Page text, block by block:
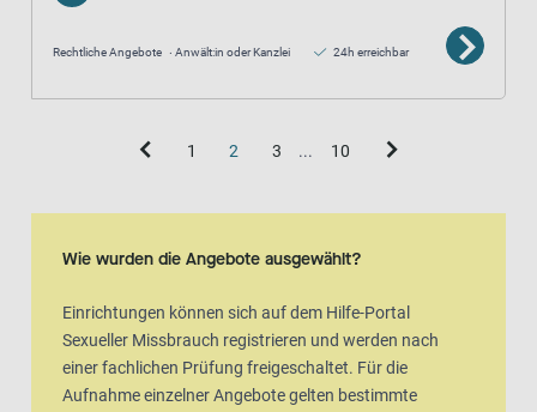
Rechtliche Angebote Anwält:in oder Kanzlei 24h erreichbar
1 2 3 ... 10
Wie wurden die Angebote ausgewählt?
Einrichtungen können sich auf dem Hilfe-Portal
Sexueller Missbrauch registrieren und werden nach
einer fachlichen Prüfung freigeschaltet. Für die
Aufnahme einzelner Angebote gelten bestimmte